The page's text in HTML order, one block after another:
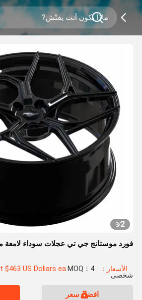
2
/
3
فورد موستانج جي تي عجلات سوداء
الأسعار：Starting at $463 US Dollars ea
شخصى
افضل سعر